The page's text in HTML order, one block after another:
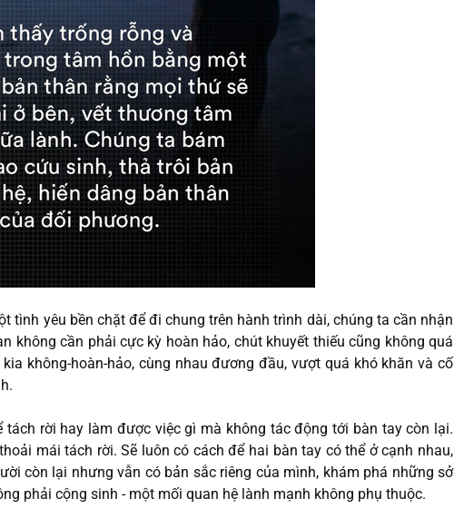
tình yêu bền chặt để đi chung trên hành trình dài, chúng ta cần nhận
không cần phải cực kỳ hoàn hảo, chút khuyết thiếu cũng không quá
không-hoàn-hảo, cùng nhau đương đầu, vượt quá khó khăn và cố
rời hay làm được việc gì mà không tác động tới bàn tay còn lại.
mái tách rời. Sẽ luôn có cách để hai bàn tay có thể ở cạnh nhau,
còn lại nhưng vẫn có bản sắc riêng của mình, khám phá những sở
phải cộng sinh - một mối quan hệ lành mạnh không phụ thuộc.